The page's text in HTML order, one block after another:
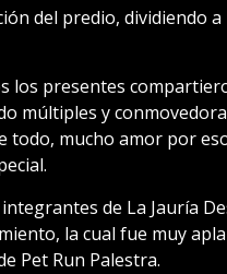
del predio, dividiendo a
los presentes
múltiples y
todo, mucho amor por
de La Jauría
la cual fue muy
Pet Run Palestra.